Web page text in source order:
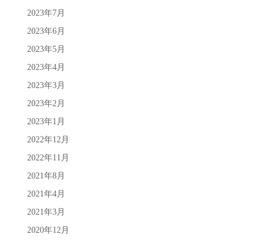
2023年7月
2023年6月
2023年5月
2023年4月
2023年3月
2023年2月
2023年1月
2022年12月
2022年11月
2021年8月
2021年4月
2021年3月
2020年12月